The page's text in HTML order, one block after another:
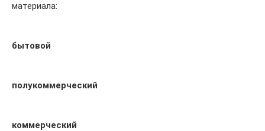
материала:
бытовой
полукоммерческий
коммерческий